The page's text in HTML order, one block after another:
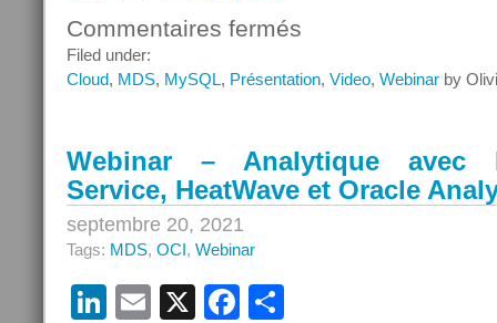
Commentaires fermés
Cloud
Filed under:
Cloud, MDS, MySQL, Présentation, Video, Webinar by
Webinar – Analytique avec
Service, HeatWave et Oracle
septembre 20, 2021
Tags: MDS, OCI, Webinar
LinkedIn
Email
X Facebook